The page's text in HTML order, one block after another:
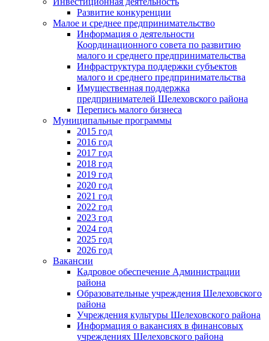
Развитие конкуренции
Малое и среднее предпринимательство
Информация о деятельности
Координационного совета по развитию
малого и среднего предпринимательства
Инфраструктура поддержки субъектов
малого и среднего предпринимательства
Имущественная поддержка
предпринимателей Шелеховского района
Перепись малого бизнеса
Муниципальные программы
2015 год
2016 год
2017 год
2018 год
2019 год
2020 год
2021 год
2022 год
2023 год
2024 год
2025 год
2026 год
Вакансии
Кадровое обеспечение Администрации
района
Образовательные учреждения Шелеховского
района
Учреждения культуры Шелеховского района
Информация о вакансиях в финансовых
учреждениях Шелеховского района